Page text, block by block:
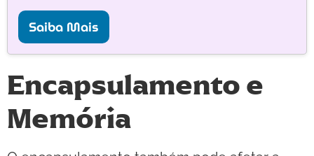
Saiba Mais
Encapsulamento e
Memória